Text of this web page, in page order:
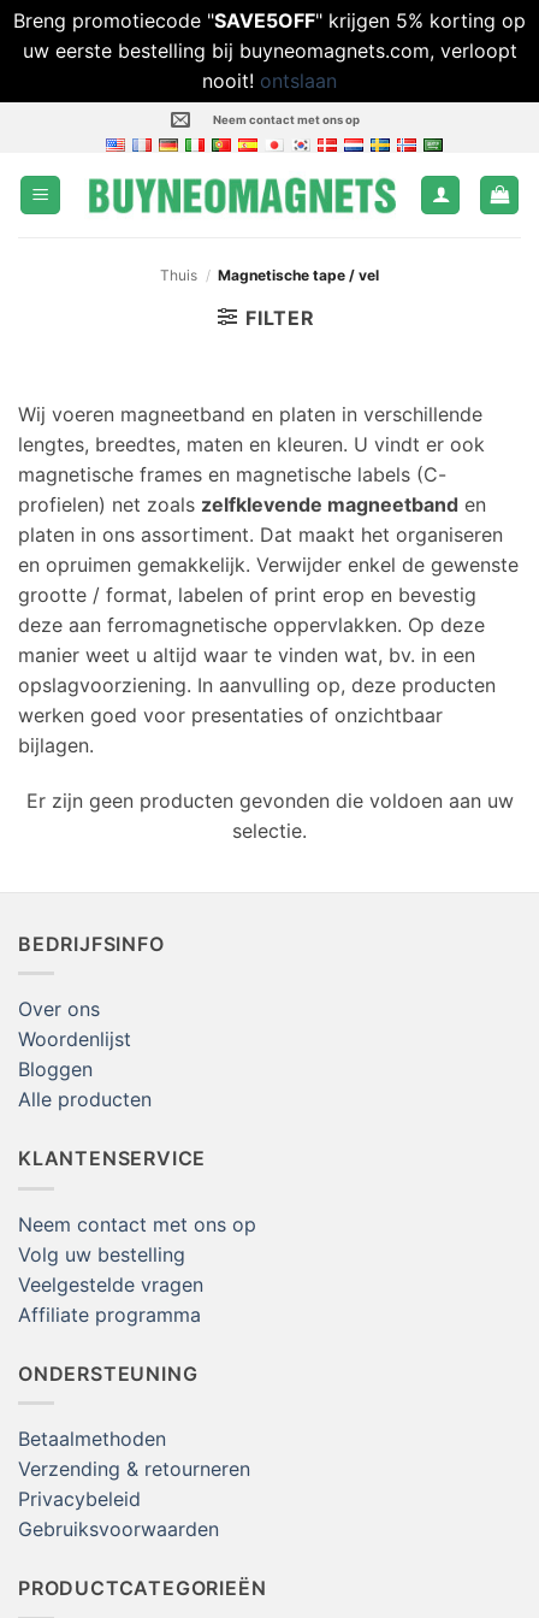
Breng promotiecode "SAVE5OFF" krijgen 5% korting op
uw eerste bestelling bij buyneomagnets.com, verloopt
nooit! ontslaan
inhoud
Neem contact met ons op
Thuis / Magnetische tape / vel
FILTER
Wij voeren magneetband en platen in verschillende
lengtes, breedtes, maten en kleuren. U vindt er ook
magnetische frames en magnetische labels (C-
profielen) net zoals zelfklevende magneetband en
platen in ons assortiment. Dat maakt het organiseren
en opruimen gemakkelijk. Verwijder enkel de gewenste
grootte / format, labelen of print erop en bevestig
deze aan ferromagnetische oppervlakken. Op deze
manier weet u altijd waar te vinden wat, bv. in een
opslagvoorziening. In aanvulling op, deze producten
werken goed voor presentaties of onzichtbaar
bijlagen.
Er zijn geen producten gevonden die voldoen aan uw
selectie.
BEDRIJFSINFO
Over ons
Woordenlijst
Bloggen
Alle producten
KLANTENSERVICE
Neem contact met ons op
Volg uw bestelling
Veelgestelde vragen
Affiliate programma
ONDERSTEUNING
Betaalmethoden
Verzending & retourneren
Privacybeleid
Gebruiksvoorwaarden
PRODUCTCATEGORIEËN